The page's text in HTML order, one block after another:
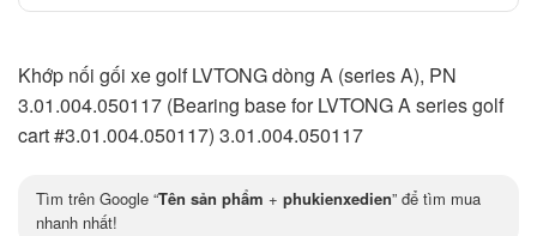
Khớp nối gối xe golf LVTONG dòng A (series A), PN
3.01.004.050117 (Bearing base for LVTONG A series golf
cart #3.01.004.050117) 3.01.004.050117
Tìm trên Google “Tên sản phẩm + phukienxedien” để tìm mua
nhanh nhất!